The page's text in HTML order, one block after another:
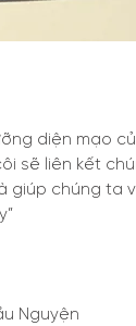
diện mạo
sẽ liên kết
giúp chúng ta
Nguyện